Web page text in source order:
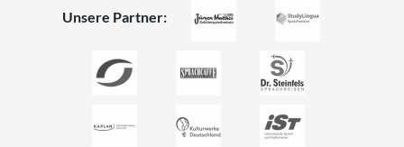
Unsere Partner: